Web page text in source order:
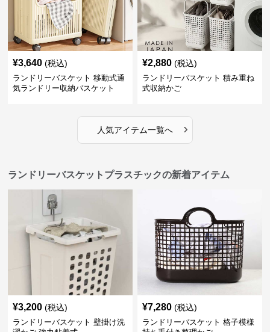
¥3,640 (税込)
ランドリーバスケット 移動式通
気ランドリー収納バスケット
¥2,880 (税込)
ランドリーバスケット 積み重ね
式収納かご
人気アイテム一覧へ ›
ランドリーバスケットプラスチックの新着アイテム
¥3,200 (税込)
ランドリーバスケット 壁掛け洗
¥7,280 (税込)
ランドリーバスケット 格子模様